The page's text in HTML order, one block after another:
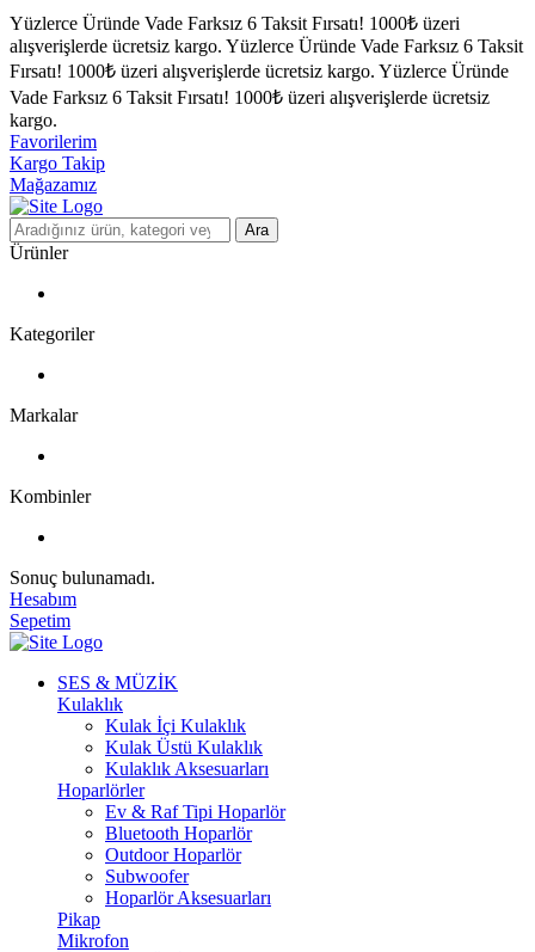
Yüzlerce Üründe Vade Farksız 6 Taksit Fırsatı! 1000₺ üzeri
alışverişlerde ücretsiz kargo. Yüzlerce Üründe Vade Farksız 6 Taksit
Fırsatı! 1000₺ üzeri alışverişlerde ücretsiz kargo. Yüzlerce Üründe
Vade Farksız 6 Taksit Fırsatı! 1000₺ üzeri alışverişlerde ücretsiz
kargo.
Favorilerim
Kargo Takip
Mağazamız
Ara
Ürünler
Kategoriler
Markalar
Kombinler
Sonuç bulunamadı.
Hesabım
Sepetim
SES & MÜZİK
Kulaklık
Kulak İçi Kulaklık
Kulak Üstü Kulaklık
Kulaklık Aksesuarları
Hoparlörler
Ev & Raf Tipi Hoparlör
Bluetooth Hoparlör
Outdoor Hoparlör
Subwoofer
Hoparlör Aksesuarları
Pikap
Mikrofon